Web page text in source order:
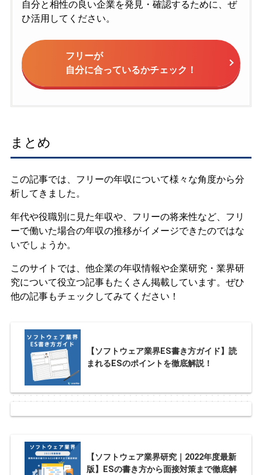
自分と相性の良い企業を発見・確認するために、ぜ
ひ活用してください。
フリーが
自分に合っているかチェック！
まとめ
この記事では、フリーの年収について様々な角度から分
析してきました。
年代や役職別に見た年収や、フリーの将来性など、フリ
ーで働いた場合の年収の推移がイメージできたのではな
いでしょうか。
このサイトでは、他企業の年収情報や企業研究・業界研
究について役立つ記事もたくさん掲載しています。ぜひ
他の記事もチェックしてみてください！
【ソフトウェア業界ES書き方ガイド】読
まれるESのポイントを徹底解説！
【ソフトウェア業界研究｜2022年度最新
版】ESの書き方から面接対策まで徹底解